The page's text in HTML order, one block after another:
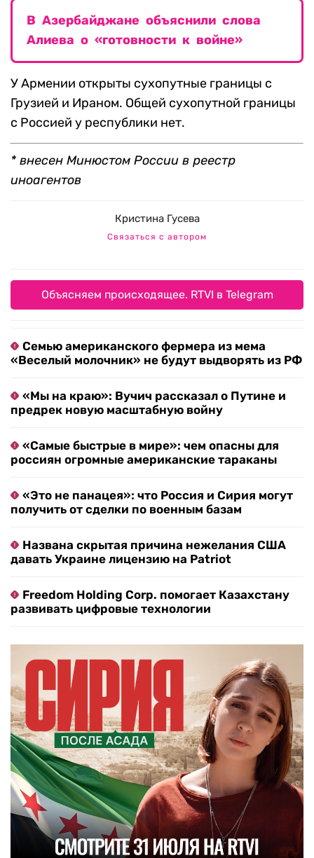
В Азербайджане объяснили слова
Алиева о «готовности к войне»
У Армении открыты сухопутные границы с
Грузией и Ираном. Общей сухопутной границы
с Россией у республики нет.
* внесен Минюстом России в реестр
иноагентов
Кристина Гусева
Связаться с автором
Объясняем происходящее. RTVI в Telegram
Семью американского фермера из мема
«Веселый молочник» не будут выдворять из РФ
«Мы на краю»: Вучич рассказал о Путине и
предрек новую масштабную войну
«Самые быстрые в мире»: чем опасны для
россиян огромные американские тараканы
«Это не панацея»: что Россия и Сирия могут
получить от сделки по военным базам
Названа скрытая причина нежелания США
давать Украине лицензию на Patriot
Freedom Holding Corp. помогает Казахстану
развивать цифровые технологии